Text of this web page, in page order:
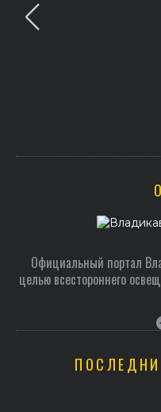
Официальный портал
целью всестороннего